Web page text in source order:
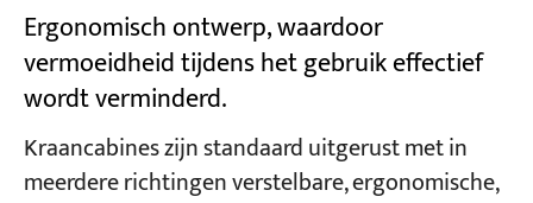
Ergonomisch ontwerp, waardoor
vermoeidheid tijdens het gebruik effectief
wordt verminderd.
Kraancabines zijn standaard uitgerust met in
meerdere richtingen verstelbare, ergonomische,